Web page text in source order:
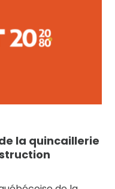
la quincaillerie